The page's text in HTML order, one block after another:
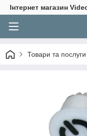
Інтернет магазин
Товари та послуги